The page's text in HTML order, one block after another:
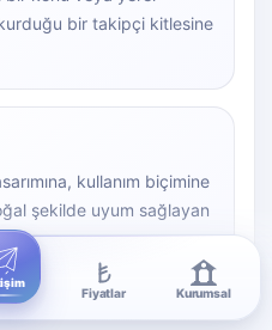
Fiyatlar Kurumsal
bir takipçi kitlesine
kullanım biçimine
şekilde uyum sağlayan